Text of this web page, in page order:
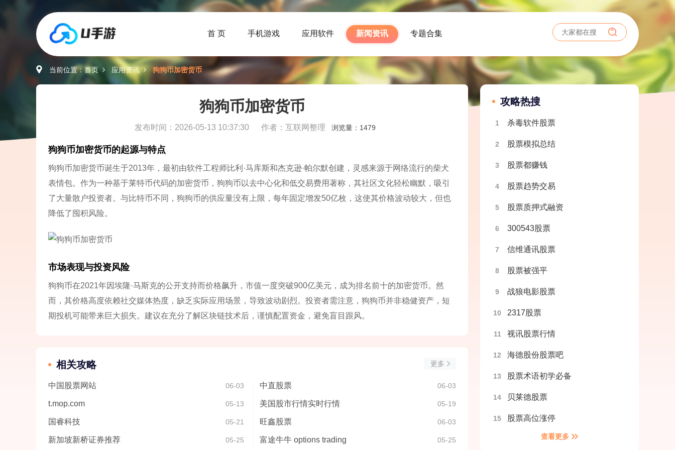
首 页 手机游戏 应用软件 新闻资讯 专题合集
当前位置：首页 应用资讯 狗狗币加密货币
狗狗币加密货币
发布时间：2026-05-13 10:37:30 作者：互联网整理 浏览量： 1479
狗狗币加密货币的起源与特点
狗狗币加密货币诞生于2013年，最初由软件工程师比利·马库斯和杰克逊·帕尔默创建，灵感来源于网络流行的柴犬
表情包。作为一种基于莱特币代码的加密货币，狗狗币以去中心化和低交易费用著称，其社区文化轻松幽默，吸引
了大量散户投资者。与比特币不同，狗狗币的供应量没有上限，每年固定增发50亿枚，这使其价格波动较大，但也
降低了囤积风险。
市场表现与投资风险
狗狗币在2021年因埃隆·马斯克的公开支持而价格飙升，市值一度突破900亿美元，成为排名前十的加密货币。然
而，其价格高度依赖社交媒体热度，缺乏实际应用场景，导致波动剧烈。投资者需注意，狗狗币并非稳健资产，短
期投机可能带来巨大损失。建议在充分了解区块链技术后，谨慎配置资金，避免盲目跟风。
相关攻略 更多
中国股票网站 06-03 中直股票 06-03
t.mop.com 05-13 美国股市行情实时行情 05-19
国睿科技 05-21 旺鑫股票 06-03
新加坡新桥证券推荐 05-25 富途牛牛 options trading 05-25
攻略热搜
1 杀毒软件股票
2 股票模拟总结
3 股票都赚钱
4 股票趋势交易
5 股票质押式融资
6 300543股票
7 信维通讯股票
8 股票被强平
9 战狼电影股票
10 2317股票
11 视讯股票行情
12 海德股份股票吧
13 股票术语初学必备
14 贝莱德股票
15 股票高位涨停
查看更多